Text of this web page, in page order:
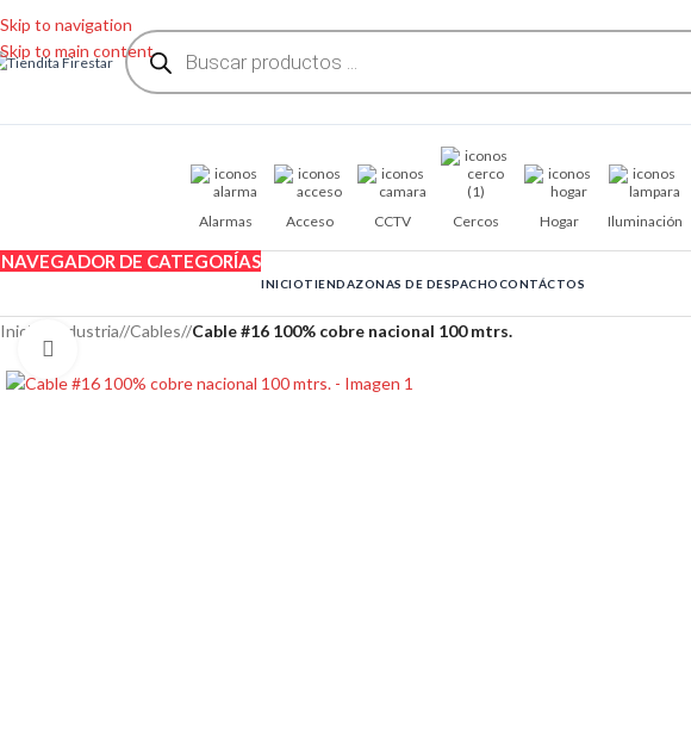
Skip to navigation
Skip to main content
Alarmas Acceso CCTV Cercos Hogar Iluminación
NAVEGADOR DE CATEGORÍAS
INICIOTIENDAZONAS DE DESPACHOCONTÁCTOS
Inicio Industria/ Cables/ Cable #16 100% cobre nacional 100 mtrs.